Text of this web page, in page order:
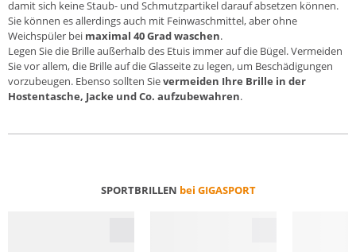
damit sich keine Staub- und Schmutzpartikel darauf absetzen können.
Sie können es allerdings auch mit Feinwaschmittel, aber ohne
Weichspüler bei maximal 40 Grad waschen.
Legen Sie die Brille außerhalb des Etuis immer auf die Bügel. Vermeiden
Sie vor allem, die Brille auf die Glasseite zu legen, um Beschädigungen
vorzubeugen. Ebenso sollten Sievermeiden Ihre Brille in der
Hostentasche, Jacke und Co. aufzubewahren.
SPORTBRILLEN bei GIGASPORT